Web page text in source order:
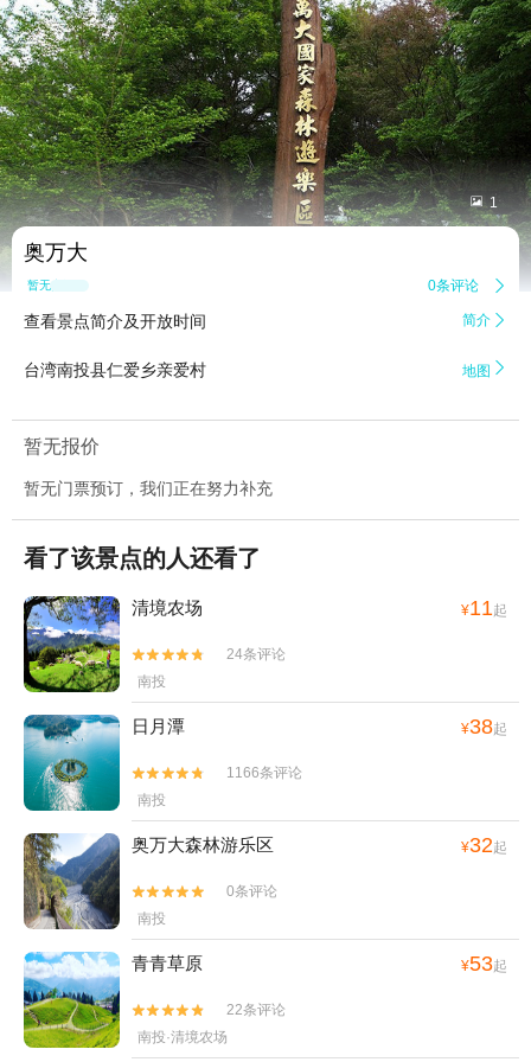
 1
奥万大
暂无点评 0条评论 
查看景点简介及开放时间 简介 
台湾南投县仁爱乡亲爱村 地图 
暂无报价
暂无门票预订，我们正在努力补充
看了该景点的人还看了
清境农场 ¥11起


24条评论
南投
日月潭 ¥38起


1166条评论
南投
奥万大森林游乐区 ¥32起


0条评论
南投
青青草原 ¥53起


22条评论
南投·清境农场
